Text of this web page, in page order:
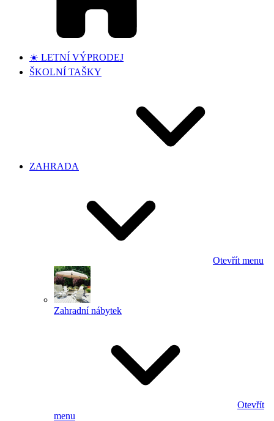
☀️ LETNÍ VÝPRODEJ
ŠKOLNÍ TAŠKY
ZAHRADA
Otevřít menu
Zahradní nábytek
Otevřít
menu